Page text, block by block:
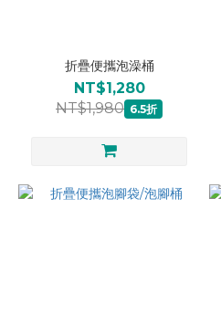
折疊便攜泡澡桶
NT$1,280
NT$1,980 6.5折